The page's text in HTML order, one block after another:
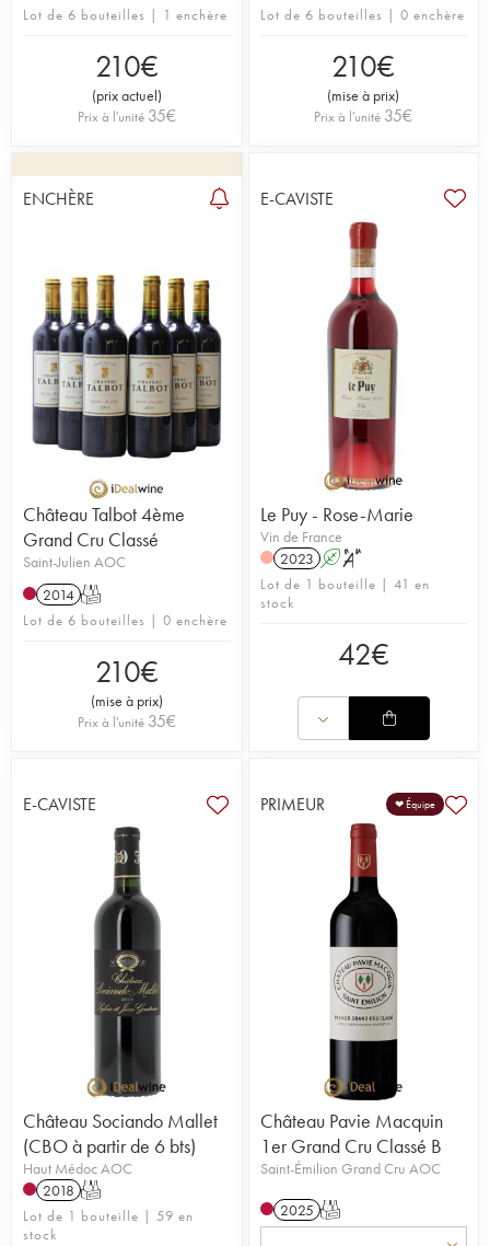
Lot de 6 bouteilles | 1 enchère
210€
(prix actuel)
Prix à l'unité 35€
Lot de 6 bouteilles | 0 enchère
210€
(mise à prix)
Prix à l'unité 35€
ENCHÈRE
Château Talbot 4ème
Grand Cru Classé
Saint-Julien AOC
2014 T
Lot de 6 bouteilles | 0 enchère
210€
(mise à prix)
Prix à l'unité 35€
E-CAVISTE
Le Puy - Rose-Marie
Vin de France
2023 A S
Lot de 1 bouteille | 41 en
stock
42€
E-CAVISTE
Château Sociando Mallet
(CBO à partir de 6 bts)
Haut Médoc AOC
2018 T
Lot de 1 bouteille | 59 en
stock
PRIMEUR ❤ Équipe
Château Pavie Macquin
1er Grand Cru Classé B
Saint-Émilion Grand Cru AOC
2025 T